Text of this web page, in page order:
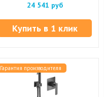
24 541 руб
Купить в 1 клик
Гарантия производителя